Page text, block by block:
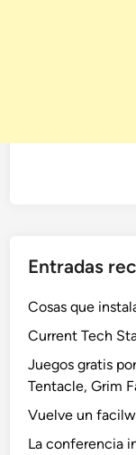
Entradas
Cosas que
Current Tech
Juegos gratis
Tentacle, Grim
Vuelve un
La conferencia